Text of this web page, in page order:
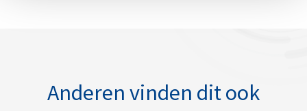
Anderen vinden dit ook